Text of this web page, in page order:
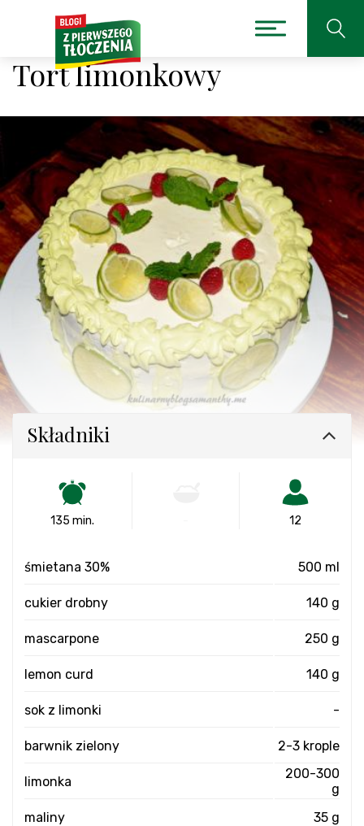
Tort limonkowy
Składniki
135 min. 12
śmietana 30% 500 ml
cukier drobny 140 g
mascarpone 250 g
lemon curd 140 g
sok z limonki -
barwnik zielony 2-3 krople
limonka
200-300
g
maliny
35 g